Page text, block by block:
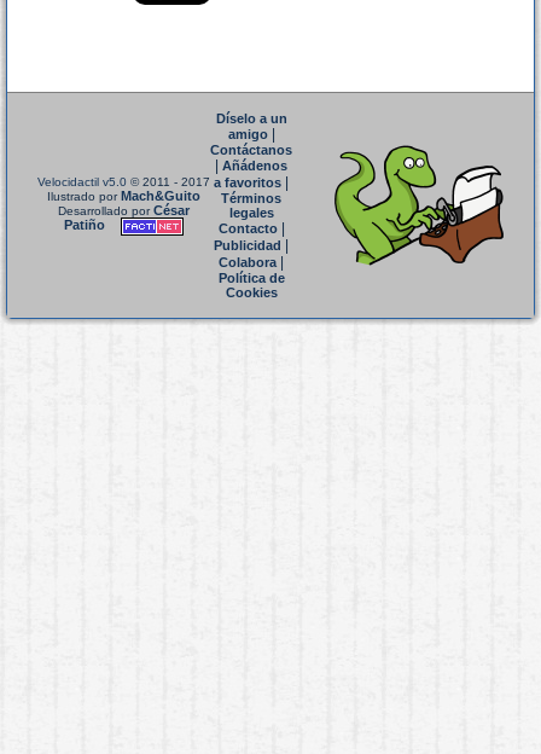
Velocidactil v5.0 © 2011 - 2017
Ilustrado porMach&Guito
Desarrollado porCésar
Patiño
Díselo a un
amigo|
Contáctanos
Añádenos
a favoritos
Términos
legales
Contacto|
Publicidad
Colabora|
Política de
Cookies